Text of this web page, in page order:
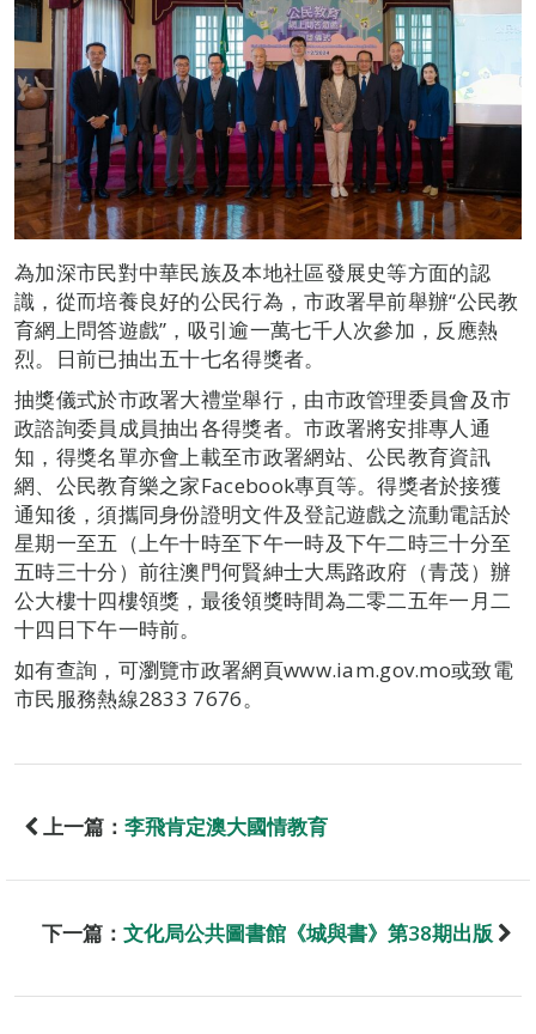
為加深市民對中華民族及本地社區發展史等方面的認
識，從而培養良好的公民行為，市政署早前舉辦“公民教
育網上問答遊戲”，吸引逾一萬七千人次參加，反應熱
烈。日前已抽出五十七名得獎者。
抽獎儀式於市政署大禮堂舉行，由市政管理委員會及市
政諮詢委員成員抽出各得獎者。市政署將安排專人通
知，得獎名單亦會上載至市政署網站、公民教育資訊
網、公民教育樂之家Facebook專頁等。得獎者於接獲
通知後，須攜同身份證明文件及登記遊戲之流動電話於
星期一至五（上午十時至下午一時及下午二時三十分至
五時三十分）前往澳門何賢紳士大馬路政府（青茂）辦
公大樓十四樓領獎，最後領獎時間為二零二五年一月二
十四日下午一時前。
如有查詢，可瀏覽市政署網頁www.iam.gov.mo或致電
市民服務熱線2833 7676。
上一篇： 李飛肯定澳大國情教育
下一篇： 文化局公共圖書館《城與書》第38期出版